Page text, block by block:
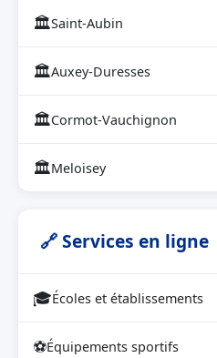
🏛Saint-Aubin
🏛Auxey-Duresses
🏛Cormot-Vauchignon
🏛Meloisey
🔗 Services en ligne
🎓Écoles et établissements
⚽Équipements sportifs